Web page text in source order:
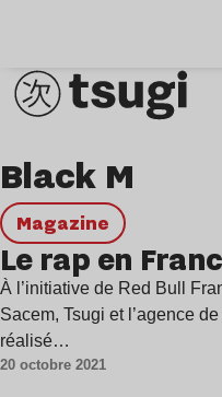
Techno
Bass Music
Ambient
Disco
Hardcore
Global Club
Nu Jazz
Indie
Black M
magazine
Le rap en
À l’initiative de Red Bull
Sacem, Tsugi et l’agence
réalisé…
20 octobre 2021